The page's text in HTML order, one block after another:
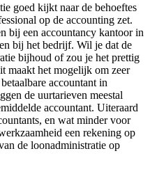
goed kijkt naar de behoeftes
op de accounting zet.
bij een accountancy kantoor in
bij het bedrijf. Wil je dat de
bijhoud of zou je het prettig
maakt het mogelijk om zeer
accountant in
de uurtarieven meestal
accountant. Uiteraard
en wat minder voor
een rekening op
de loonadministratie op